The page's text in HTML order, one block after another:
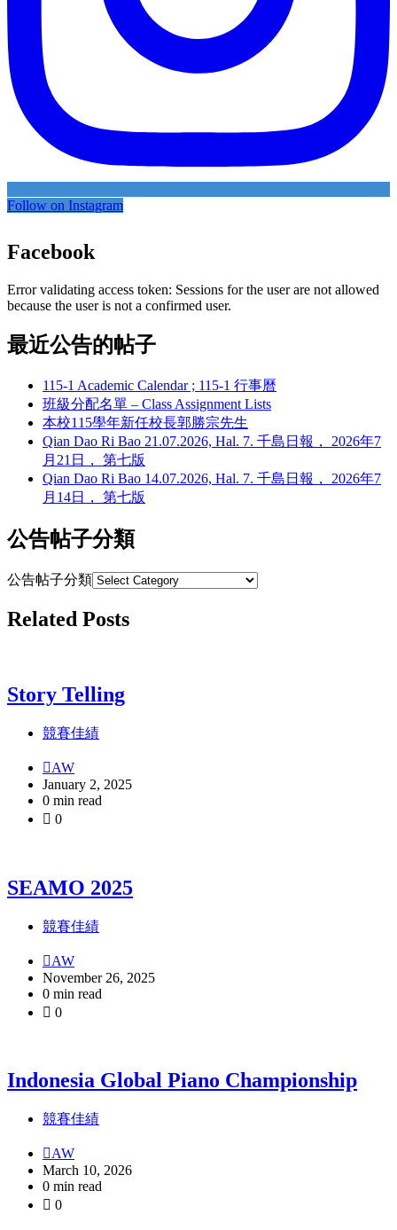
Follow on Instagram
Facebook
Error validating access token: Sessions for the user are not allowed
because the user is not a confirmed user.
最近公告的帖子
115-1 Academic Calendar ; 115-1 行事曆
班級分配名單 – Class Assignment Lists
本校115學年新任校長郭勝宗先生
Qian Dao Ri Bao 21.07.2026, Hal. 7. 千島日報， 2026年7
月21日， 第七版
Qian Dao Ri Bao 14.07.2026, Hal. 7. 千島日報， 2026年7
月14日， 第七版
公告帖子分類
公告帖子分類
Related Posts
Story Telling
競賽佳績
AW
January 2, 2025
0 min read
0
SEAMO 2025
競賽佳績
AW
November 26, 2025
0 min read
0
Indonesia Global Piano Championship
競賽佳績
AW
March 10, 2026
0 min read
0